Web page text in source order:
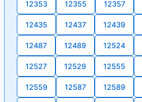
12353 12355 12357
12435 12437 12439
12487 12489 12524
12527 12529 12555
12559 12587 12589